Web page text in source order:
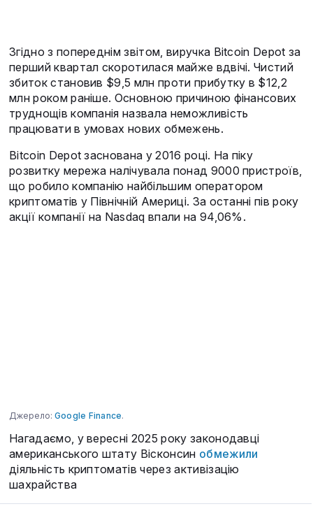
Згідно з попереднім звітом, виручка Bitcoin Depot за
перший квартал скоротилася майже вдвічі. Чистий
збиток становив $9,5 млн проти прибутку в $12,2
млн роком раніше. Основною причиною фінансових
труднощів компанія назвала неможливість
працювати в умовах нових обмежень.
Bitcoin Depot заснована у 2016 році. На піку
розвитку мережа налічувала понад 9000 пристроїв,
що робило компанію найбільшим оператором
криптоматів у Північній Америці. За останні пів року
акції компанії на Nasdaq впали на 94,06%.
Джерело: Google Finance.
Нагадаємо, у вересні 2025 року законодавці
американського штату Вісконсин обмежили
діяльність криптоматів через активізацію
шахрайства